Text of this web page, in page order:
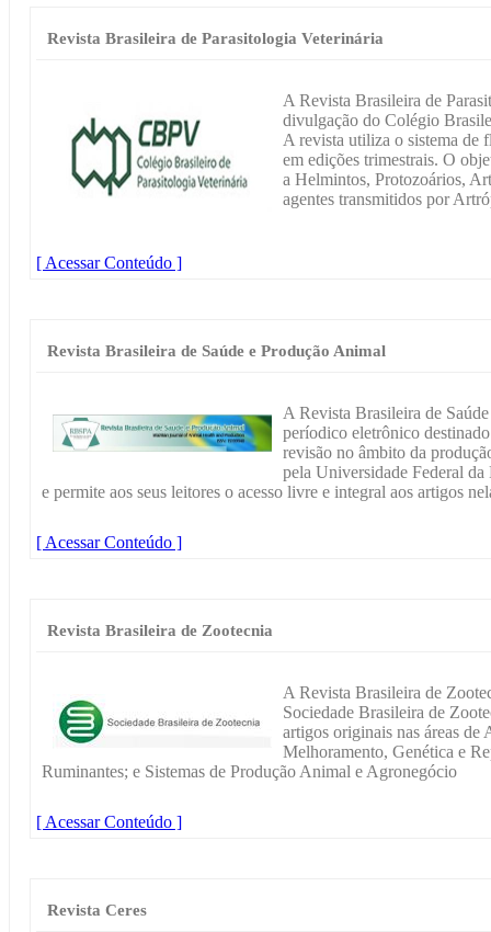
Revista Brasileira de Parasitologia Veterinária
A Revista Brasileira de
divulgação do Colégio
A revista utiliza o sistema de
em edições trimestrais. O
a Helmintos, Protozoários,
agentes transmitidos por
[ Acessar Conteúdo ]
Revista Brasileira de Saúde e Produção Animal
A Revista Brasileira de
períodico eletrônico
revisão no âmbito da
pela Universidade Federal
e permite aos seus leitores o acesso livre e integral aos artigos
[ Acessar Conteúdo ]
Revista Brasileira de Zootecnia
A Revista Brasileira de
Sociedade Brasileira de
artigos originais nas áreas
Melhoramento, Genética e
Ruminantes; e Sistemas de Produção Animal e Agronegócio
[ Acessar Conteúdo ]
Revista Ceres